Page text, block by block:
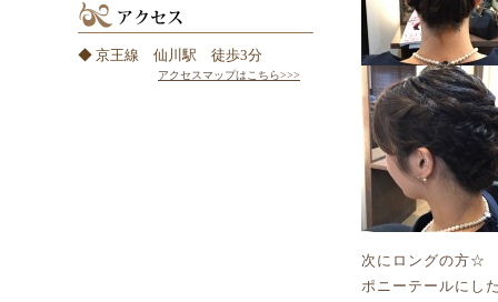
次にロングの方☆
ポニーテールにし
◆ 京王線 仙川駅 徒歩3分
アクセスマップはこちら>>>